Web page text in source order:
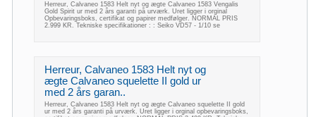
Herreur, Calvaneo 1583 Helt nyt og ægte Calvaneo 1583 Vengalis
Gold Spirit ur med 2 års garanti på urværk. Uret ligger i orginal
Opbevaringsboks, certifikat og papirer medfølger. NORMAL PRIS
2.999 KR. Tekniske specifikationer : : Seiko VD57 - 1/10 se
Herreur, Calvaneo 1583 Helt nyt og
ægte Calvaneo squelette II gold ur
med 2 års garan..
Herreur, Calvaneo 1583 Helt nyt og ægte Calvaneo squelette II gold
ur med 2 års garanti på urværk. Uret ligger i orginal opbevaringsboks,